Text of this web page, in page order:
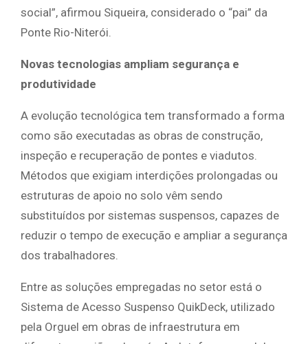
social”, afirmou Siqueira, considerado o “pai” da
Ponte Rio-Niterói.
Novas tecnologias ampliam segurança e
produtividade
A evolução tecnológica tem transformado a forma
como são executadas as obras de construção,
inspeção e recuperação de pontes e viadutos.
Métodos que exigiam interdições prolongadas ou
estruturas de apoio no solo vêm sendo
substituídos por sistemas suspensos, capazes de
reduzir o tempo de execução e ampliar a segurança
dos trabalhadores.
Entre as soluções empregadas no setor está o
Sistema de Acesso Suspenso QuikDeck, utilizado
pela Orguel em obras de infraestrutura em